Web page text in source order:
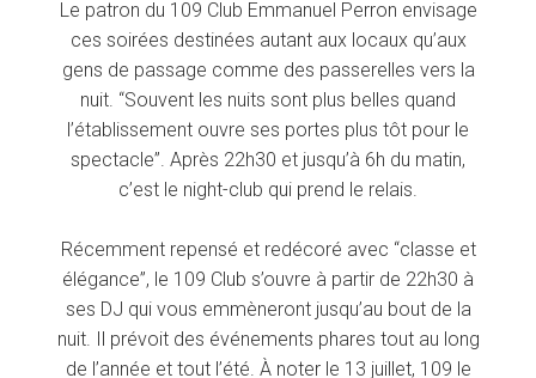
Le patron du 109 Club Emmanuel Perron envisage
ces soirées destinées autant aux locaux qu’aux
gens de passage comme des passerelles vers la
nuit. “Souvent les nuits sont plus belles quand
l’établissement ouvre ses portes plus tôt pour le
spectacle”. Après 22h30 et jusqu’à 6h du matin,
c’est le night-club qui prend le relais.
Récemment repensé et redécoré avec “classe et
élégance”, le 109 Club s’ouvre à partir de 22h30 à
ses DJ qui vous emmèneront jusqu’au bout de la
nuit. Il prévoit des événements phares tout au long
de l’année et tout l’été. À noter le 13 juillet, 109 le